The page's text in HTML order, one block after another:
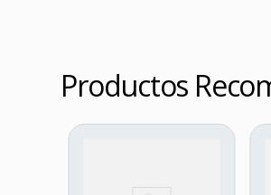
Productos